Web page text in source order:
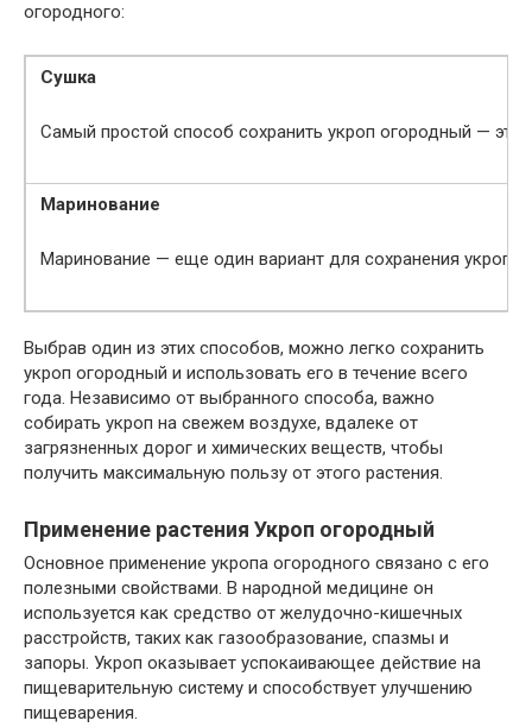
огородного:
Сушка
Самый простой способ сохранить укроп огородный — это
Маринование
Маринование — еще один вариант для сохранения укропа
Выбрав один из этих способов, можно легко сохранить
укроп огородный и использовать его в течение всего
года. Независимо от выбранного способа, важно
собирать укроп на свежем воздухе, вдалеке от
загрязненных дорог и химических веществ, чтобы
получить максимальную пользу от этого растения.
Применение растения Укроп огородный
Основное применение укропа огородного связано с его
полезными свойствами. В народной медицине он
используется как средство от желудочно-кишечных
расстройств, таких как газообразование, спазмы и
запоры. Укроп оказывает успокаивающее действие на
пищеварительную систему и способствует улучшению
пищеварения.